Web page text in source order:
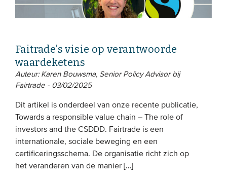
Faitrade’s visie op verantwoorde
waardeketens
Auteur: Karen Bouwsma, Senior Policy Advisor bij
Fairtrade - 03/02/2025
Dit artikel is onderdeel van onze recente publicatie,
Towards a responsible value chain – The role of
investors and the CSDDD. Fairtrade is een
internationale, sociale beweging en een
certificeringsschema. De organisatie richt zich op
het veranderen van de manier […]